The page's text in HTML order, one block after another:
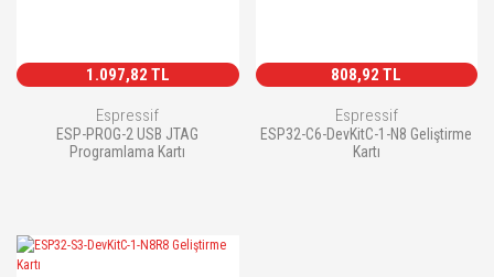
1.097,82 TL
Espressif
ESP-PROG-2 USB JTAG
Programlama Kartı
808,92 TL
Espressif
ESP32-C6-DevKitC-1-N8 Geliştirme
Kartı